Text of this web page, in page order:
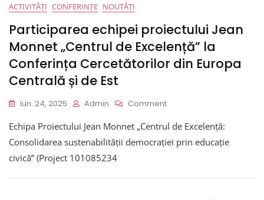
ACTIVITĂȚI CONFERINȚE NOUTĂȚI
Participarea echipei proiectului Jean
Monnet „Centrul de Excelență” la
Conferința Cercetătorilor din Europa
Centrală și de Est
Iun. 24, 2025 Admin CommentOn
Echipei
Proiectului
Jean
Echipa Proiectului Jean Monnet „Centrul de Excelență:
Consolidarea sustenabilității democrației prin educație
civică” (Project 101085234